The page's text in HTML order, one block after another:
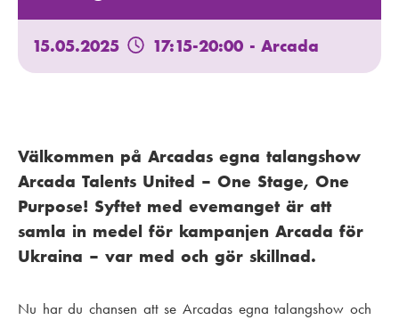
15.05.2025 17:15-20:00- Arcada
Välkommen på Arcadas egna talangshow
Arcada Talents United – One Stage, One
Purpose! Syftet med evemanget är att
samla in medel för kampanjen Arcada för
Ukraina – var med och gör skillnad.
Nu har du chansen att se Arcadas egna talangshow och